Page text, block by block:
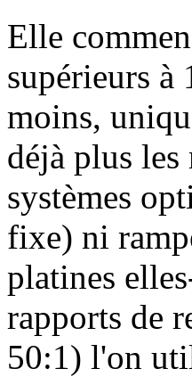
Elle
supérieurs à
moins,
déjà plus les
systèmes
fixe) ni
platines
rapports de
50:1) l'on